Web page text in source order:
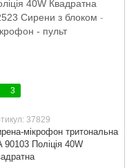
3
37829
мікрофон тритональна
90103 Поліція 40W